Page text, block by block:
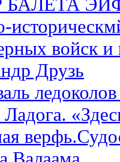
войск и
Друзь
Ладога.